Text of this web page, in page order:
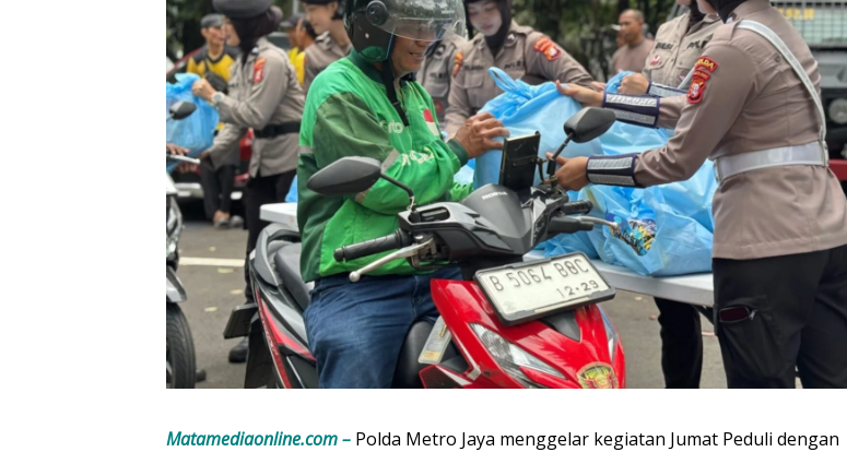
Matamediaonline.com – Polda Metro Jaya menggelar kegiatan Jumat Peduli dengan